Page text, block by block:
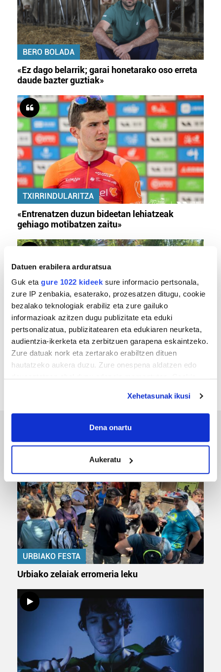
Datuen erabilera arduratsua
Guk eta gure 1022 kideek sure informacio pertsonala,
zure IP zenbakia, esaterako, prozesatzen ditugu, cookie
bezalako teknologiak erabiliz eta zure gailuko
informazioak azitzen dugu publizitate eta eduki
pertsonalizatua, publizitatearen eta edukiaren neurketa,
audientzia-ikerketa eta zerbitzuen garapena eskaintzeko.
Zure datuak nork eta zertarako erabiltzen dituen
hautatzeko aukera duzu. Zure onespena aldatzen edo
If you allow, we would also like to:
Collect information about your geographical
Identify your device by actively scanning it for
specific characteristics (fingerprinting)
Find out more about how your personal data is processed
and set your preferences in thedetails section.
Guk eta gure bazkideek zure datu pertsonalak
prozesatzen ditugu, zure IP zenbakia, besteak beste,
teknologia erabiliz, cookieak adibidez, iragarki eta eduki
pertsonalizatuak eskaintzeko, iragarkiak eta edukia
neurtzeko, jendeari buruzko informazioa biltzeko eta
Bazkide batzuek ez dizute baimenik eskatzen, eta beren
interes komertzial legitimoetan babesten dira. Ikusi gure
bazkideen zerrenda, beren ustez zein helburutarako
duten interes legitimoa eta horren aurka nola egin
dezakezun ikusteko.
Xehetasunak ikusi
Dena onartu
Aukeratu
BERO BOLADA
«Ez dago belarrik; garai honetarako oso erreta
daude bazter guztiak»
TXIRRINDULARITZA
«Entrenatzen duzun bideetan lehiatzeak
gehiago motibatzen zaitu»
MEMORIA HISTORIKOA
«Gai tabua izan da etxe gehienetan, jendeak
azkeneko momentuan hitz egin du»
URBIAKO FESTA
Urbiako zelaiak erromeria leku